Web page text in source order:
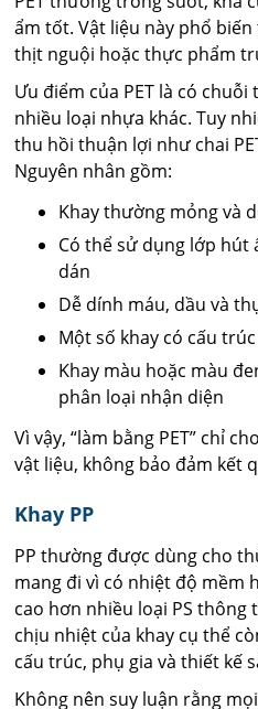
ẩm tốt. Vật liệu này phổ
thịt nguội hoặc thực phẩm
Ưu điểm của PET là có
nhiều loại nhựa khác. Tuy
thu hồi thuận lợi như chai
Nguyên nhân gồm:
Khay thường mỏng và
Có thể sử dụng lớp hút
dán
Dễ dính máu, dầu và
Một số khay có cấu
Khay màu hoặc màu
phân loại nhận diện
Vì vậy, “làm bằng PET” chỉ
vật liệu, không bảo đảm kết
Khay PP
PP thường được dùng cho
mang đi vì có nhiệt độ mềm
cao hơn nhiều loại PS thông
chịu nhiệt của khay cụ thể
cấu trúc, phụ gia và thiết kế
Không nên suy luận rằng